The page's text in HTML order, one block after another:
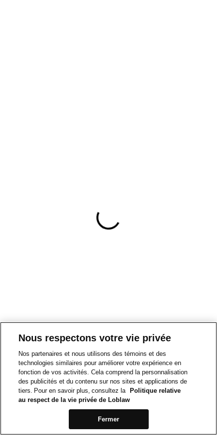
Nous respectons votre vie privée
Nos partenaires et nous utilisons des témoins et des
technologies similaires pour améliorer votre expérience en
fonction de vos activités. Cela comprend la personnalisation
des publicités et du contenu sur nos sites et applications de
tiers. Pour en savoir plus, consultez la
Politique relative
au respect de la vie privée de Loblaw
Fermer